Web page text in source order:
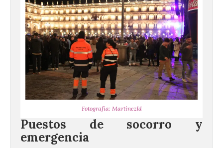
Fotografía: Martínezld
Puestos de socorro y
emergencia